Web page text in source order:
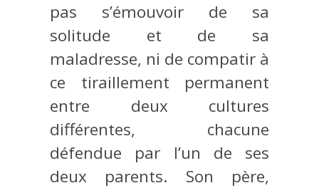
pas s’émouvoir de sa
solitude et de sa
maladresse, ni de compatir à
ce tiraillement permanent
entre deux cultures
différentes, chacune
défendue par l’un de ses
deux parents. Son père,